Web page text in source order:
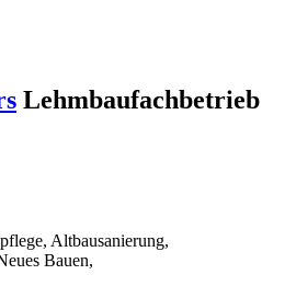
Lehmbaufachbetrieb
Altbausanierung,
Bauen,